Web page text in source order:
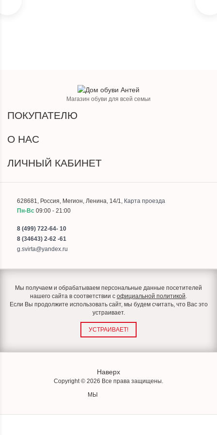
Магазин обуви для всей семьи
ПОКУПАТЕЛЮ
О НАС
ЛИЧНЫЙ КАБИНЕТ
628681 Россия Мегион Ленина, 14/1
Карта проезда
Пн-Вс 09:00 - 21:00
8 (499) 722-64- 10
8 (34643) 2-62 -61
g.svirta@yandex.ru
Мы получаем и обрабатываем персональные данные посетителей
нашего сайта в соответствии с официальной политикой
Если Вы продолжите использовать сайт, мы будем считать, что Вас это
устраивает.
УСТРАИВАЕТ!
Наверх
Copyright © 2026 Все права защищены.
МЫ